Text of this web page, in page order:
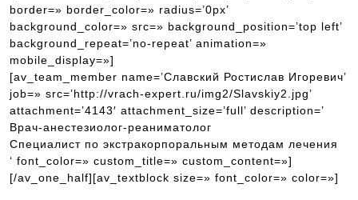
border=» border_color=» radius=’0px’
background_color=» src=» background_position=’top left’
background_repeat=’no-repeat’ animation=»
mobile_display=»]
[av_team_member name=’Славский Ростислав Игоревич’
job=» src=’http://vrach-expert.ru/img2/Slavskiy2.jpg’
attachment=’4143′ attachment_size=’full’ description=’
Врач-анестезиолог-реаниматолог
Специалист по экстракорпоральным методам лечения
‘ font_color=» custom_title=» custom_content=»]
[/av_one_half][av_textblock size=» font_color=» color=»]